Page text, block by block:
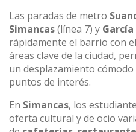
Las paradas de metro
Simancas(línea 7) y
rápidamente el barrio con
áreas clave de la ciudad,
un desplazamiento
puntos de interés.
En Simancas, los
oferta cultural y de ocio